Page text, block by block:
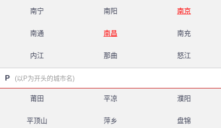
南宁 南阳 南京
南通 南昌 南充
内江 那曲 怒江
P (以P为开头的城市名)
莆田 平凉 濮阳
平顶山 萍乡 盘锦